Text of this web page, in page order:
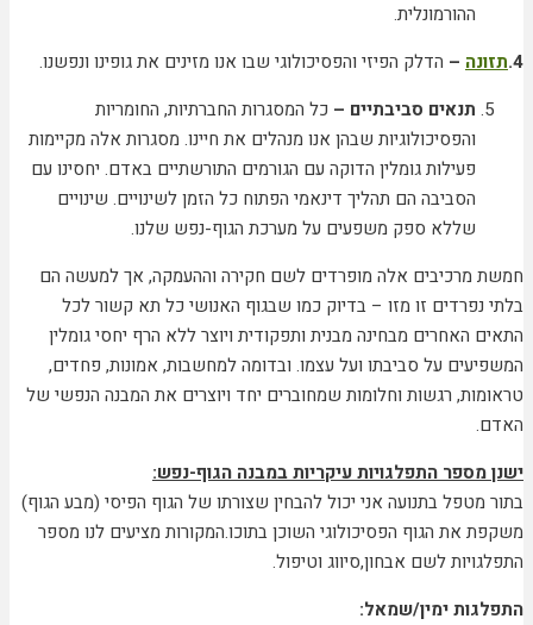
ההורמונלית.
4. תזונה – הדלק הפיזי והפסיכולוגי שבו אנו מזינים את גופינו ונפשנו.
תנאים סביבתיים – כל המסגרות החברתיות, החומריות
והפסיכולוגיות שבהן אנו מנהלים את חיינו. מסגרות אלה מקיימות
פעילות גומלין הדוקה עם הגורמים התורשתיים באדם. יחסינו עם
הסביבה הם תהליך דינאמי הפתוח כל הזמן לשינויים. שינויים
שללא ספק משפעים על מערכת הגוף-נפש שלנו.
חמשת מרכיבים אלה מופרדים לשם חקירה וההעמקה, אך למעשה הם
בלתי נפרדים זו מזו – בדיוק כמו שבגוף האנושי כל תא קשור לכל
התאים האחרים מבחינה מבנית ותפקודית ויוצר ללא הרף יחסי גומלין
המשפיעים על סביבתו ועל עצמו. ובדומה למחשבות, אמונות, פחדים,
טראומות, רגשות וחלומות שמחוברים יחד ויוצרים את המבנה הנפשי של
האדם.
ישנן מספר התפלגויות עיקריות במבנה הגוף-נפש:
בתור מטפל בתנועה אני יכול להבחין שצורתו של הגוף הפיסי (מבע הגוף)
משקפת את הגוף הפסיכולוגי השוכן בתוכו.המקורות מציעים לנו מספר
התפלגויות לשם אבחון,סיווג וטיפול.
התפלגות ימין/שמאל: